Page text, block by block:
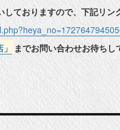
しておりますので、下記リン
までお問い合わせお待ちし